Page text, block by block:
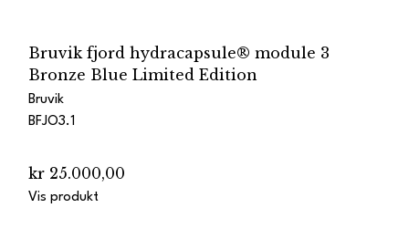
Bruvik fjord hydracapsule® module 3
Bronze Blue Limited Edition
Bruvik
BFJO3.1
kr 25.000,00
Vis produkt